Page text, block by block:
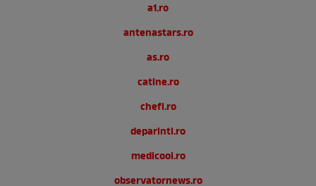
a1.ro
antenastars.ro
as.ro
catine.ro
chefi.ro
deparinti.ro
medicool.ro
observatornews.ro